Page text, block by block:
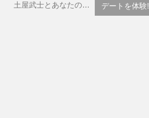
土屋武士とあなたの… デートを体験!